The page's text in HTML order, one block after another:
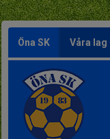
Öna SK Våra lag